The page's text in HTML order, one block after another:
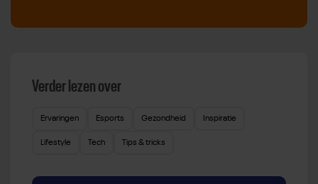
Verder lezen over
Ervaringen Esports Gezondheid Inspiratie
Lifestyle Tech Tips & tricks